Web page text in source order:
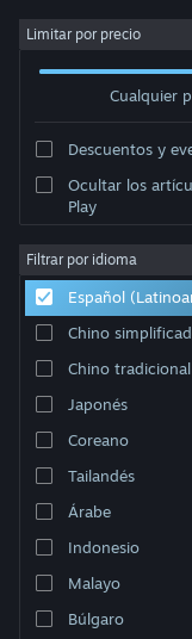
Iniciar sesión
Acerca de
Soporte
Cambiar idioma
Obtener la aplicación
Ver versión clásica
Limitar por precio
Cualquier
Descuentos y
Ocultar los
Play
Filtrar por idioma
Español
Chino
Chino tradicional
Japonés
Coreano
Tailandés
Árabe
Indonesio
Malayo
Búlgaro
Desarrollador:
Ordenar por Relevancia
1 resultado coincide con
según tus preferencias.